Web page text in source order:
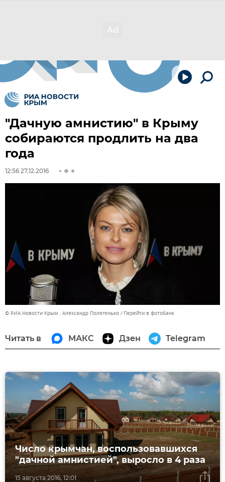
"Дачную амнистию" в Крыму
собираются продлить на два
года
12:56 27.12.2016
© РИА Новости Крым . Александр Полегенько Перейти в фотобанк
Читать в МАКС Дзен Telegram
15 августа 2016, 12:01
Число крымчан, воспользовавшихся
"дачной амнистией", выросло в 4 раза